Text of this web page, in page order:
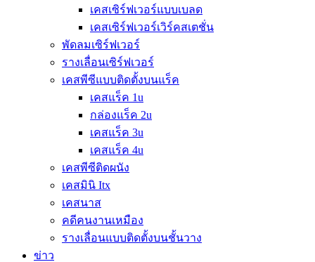
เคสเซิร์ฟเวอร์แบบเบลด
เคสเซิร์ฟเวอร์เวิร์คสเตชั่น
พัดลมเซิร์ฟเวอร์
รางเลื่อนเซิร์ฟเวอร์
เคสพีซีแบบติดตั้งบนแร็ค
เคสแร็ค 1u
กล่องแร็ค 2u
เคสแร็ค 3u
เคสแร็ค 4u
เคสพีซีติดผนัง
เคสมินิ Itx
เคสนาส
คดีคนงานเหมือง
รางเลื่อนแบบติดตั้งบนชั้นวาง
ข่าว